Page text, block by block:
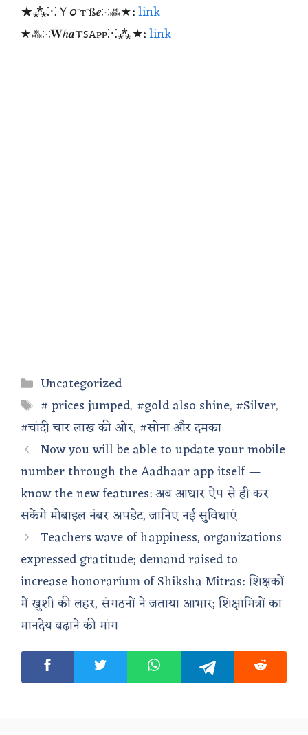
★⁂⁙Ｙ𝘰ᶹтᶹß𝒆⁙⁂★:link
★⁂⁙𝐖ℎ𝒂𐍄ꜱꭺᴩᴩ⁙⁂★:link
Categories
Uncategorized
Tags
# prices jumped, #gold also shine, #Silver,
#चांदी चार लाख की ओर, #सोना और दमका
Now you will be able to update your mobile
number through the Aadhaar app itself —
know the new features: अब आधार ऐप से ही कर
सकेंगे मोबाइल नंबर अपडेट, जानिए नई सुविधाएं
Teachers wave of happiness, organizations
expressed gratitude; demand raised to
increase honorarium of Shiksha Mitras: शिक्षकों
में खुशी की लहर, संगठनों ने जताया आभार; शिक्षामित्रों का
मानदेय बढ़ाने की मांग